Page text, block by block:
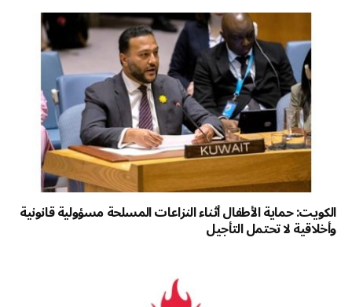
الكويت: حماية الأطفال أثناء النزاعات المسلحة مسؤولية قانونية
وأخلاقية لا تحتمل التأجيل